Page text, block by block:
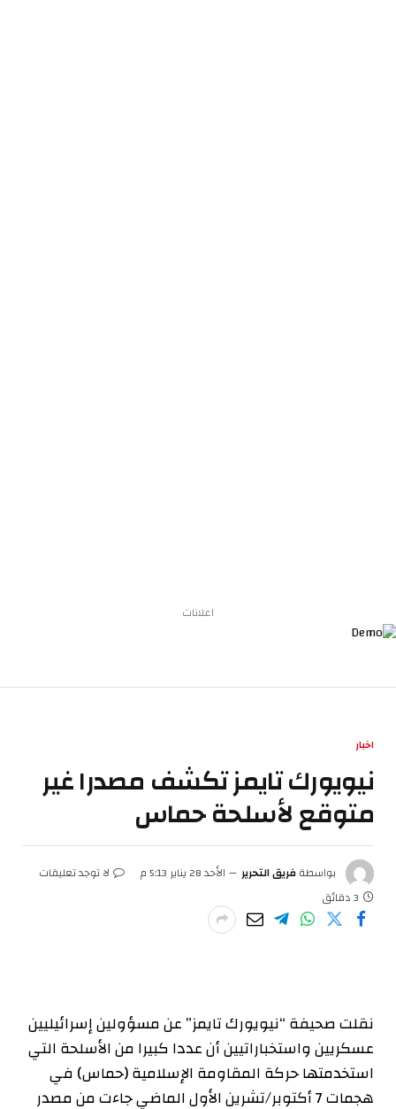
اعلانات
اخبار
نيويورك تايمز تكشف مصدرا غير
متوقع لأسلحة حماس
بواسطةفريق التحرير الأحد 28 يناير 5:13 م
لا توجد تعليقات
3 دقائق
نقلت صحيفة “نيويورك تايمز” عن مسؤولين إسرائيليين
عسكريين واستخباراتيين أن عددا كبيرا من الأسلحة التي
استخدمتها حركة المقاومة الإسلامية (حماس) في
هجمات 7 أكتوبر/تشرين الأول الماضي جاءت من مصدر